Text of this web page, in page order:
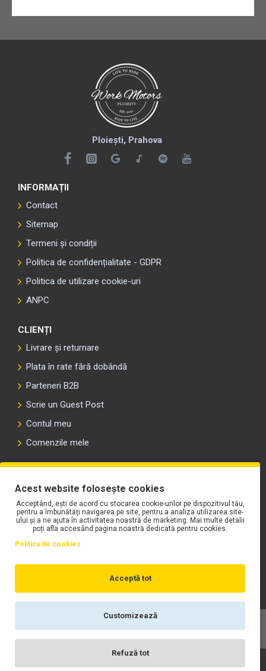
Ploiești, Prahova
INFORMAȚII
Contact
Sitemap
Termeni și condiții
Politica de confidențialitate - GDPR
Politica de utilizare cookie-uri
ANPC
CLIENȚI
Livrare și returnare
Plata în rate fără dobândă
Parteneri B2B
Scrie un Guest Post
Contul meu
Comenzile mele
Copyright © WORK Motors
Acest website folosește cookies
Acceptând, ești de acord cu stocarea cookie-urilor pe dispozitivul tău,
pentru a îmbunătăți navigarea pe site, pentru a analiza utilizarea site-
ului și a ne ajuta în activitatea noastră de marketing. Mai multe detalii
poți afla accesând pagina noastră dedicată pentru cookies.
Politica de cookies
Acceptă tot
Customizează
Refuză tot